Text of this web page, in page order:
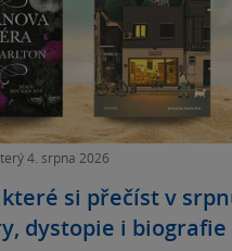
4. srpna 2026
si přečíst v
dystopie i biografie